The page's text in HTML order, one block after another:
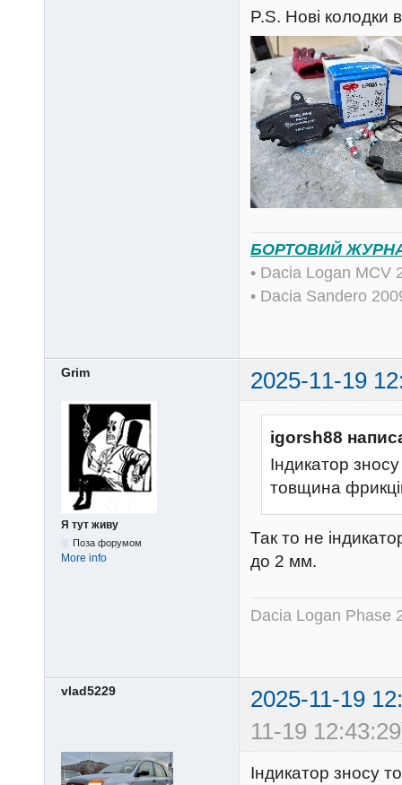
P.S. Нові колодки
БОРТОВИЙ
• Dacia Logan
• Dacia Sandero
Grim 2025-11-19
Я тут живу
Поза форумом
More info
igorsh88
Індикатор
товщина
Так то не
до 2 мм.
Dacia Logan Phase
vlad5229
2025-11-19
11-19
Індикатор зносу